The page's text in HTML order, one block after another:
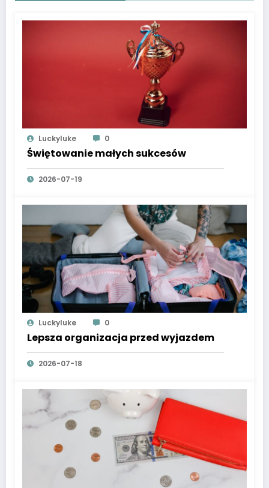
Luckyluke 0
Świętowanie małych sukcesów
2026-07-19
Luckyluke 0
Lepsza organizacja przed wyjazdem
2026-07-18